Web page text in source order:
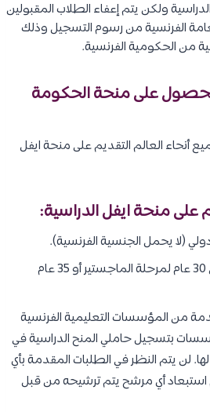
ولكن يتم إعفاء الطلاب المقبولين
الفرنسية من رسوم التسجيل وذلك
من الحكومية الفرنسية.
على منحة الحكومة
العالم التقديم على منحة ايفل
على منحة ايفل الدراسية:
(لا يحمل الجنسية الفرنسية).
ألا يزيد عمر المتقدم عن 30 عام لمرحلة الماجستير أو 35 عام
من المؤسسات التعليمية الفرنسية
بتسجيل حاملي المنح الدراسية في
لها. لن يتم النظر في الطلبات المقدمة بأي
أي مرشح يتم ترشيحه من قبل